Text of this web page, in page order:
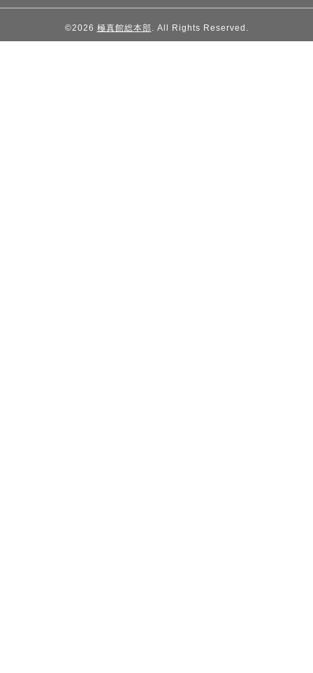
©2026 極真館総本部. All Rights Reserved.